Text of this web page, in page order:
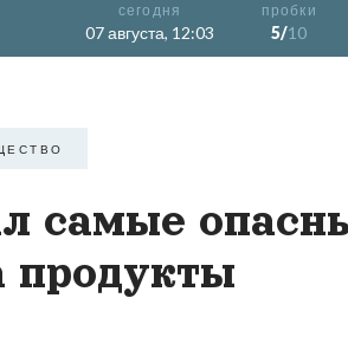
сегодня
07 августа, 12:03
пробки
5/10
самые
продукты